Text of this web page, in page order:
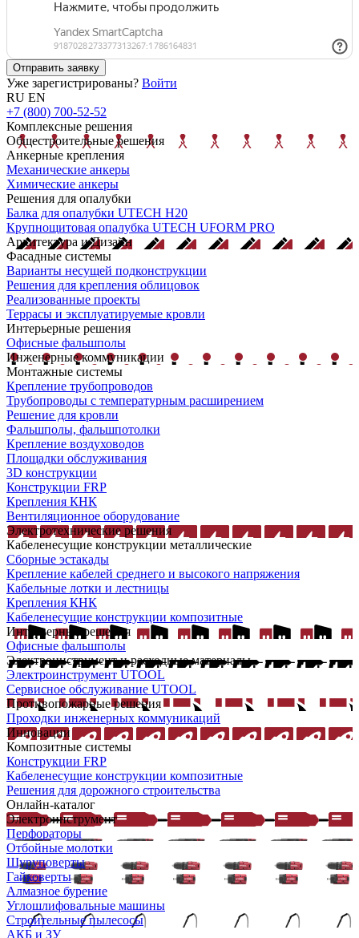
Отправить заявку
Уже зарегистрированы? Войти
RU EN
+7 (800) 700-52-52
Комплексные решения
Общестроительные решения
Анкерные крепления
Механические анкеры
Химические анкеры
Решения для опалубки
Балка для опалубки UTECH H20
Крупнощитовая опалубка UTECH UFORM PRO
Архитектура и Дизайн
Фасадные системы
Варианты несущей подконструкции
Решения для крепления облицовок
Реализованные проекты
Террасы и эксплуатируемые кровли
Интерьерные решения
Офисные фальшполы
Инженерные коммуникации
Монтажные системы
Крепление трубопроводов
Трубопроводы с температурным расширением
Решение для кровли
Фальшполы, фальшпотолки
Крепление воздуховодов
Площадки обслуживания
3D конструкции
Конструкции FRP
Крепления КНК
Вентиляционное оборудование
Электротехнические решения
Кабеленесущие конструкции металлические
Сборные эстакады
Крепление кабелей среднего и высокого напряжения
Кабельные лотки и лестницы
Крепления КНК
Кабеленесущие конструкции композитные
Интерьерные решения
Офисные фальшполы
Электроинструмент и расходные материалы
Электроинструмент UTOOL
Сервисное обслуживание UTOOL
Противопожарные решения
Проходки инженерных коммуникаций
Инновации
Композитные системы
Конструкции FRP
Кабеленесущие конструкции композитные
Решения для дорожного строительства
Онлайн-каталог
Электроинструмент
Перфораторы
Отбойные молотки
Шуруповерты
Гайковерты
Алмазное бурение
Углошлифовальные машины
Строительные пылесосы
АКБ и ЗУ